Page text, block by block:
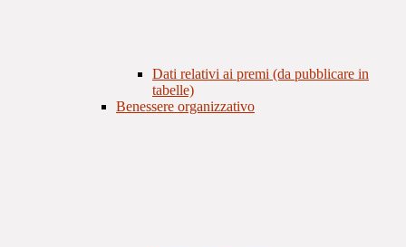
Dati relativi ai premi (da pubblicare in
tabelle)
Benessere organizzativo